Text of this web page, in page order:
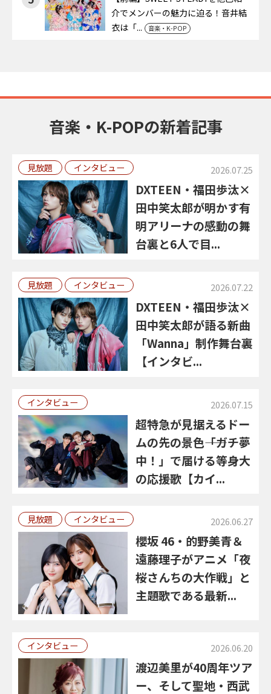
介でメンバーの魅力に迫る！音井結
衣は「...
音楽・K-POP
音楽・K-POPの新着記事
見放題 インタビュー 2026.07.25
DXTEEN・福田歩汰×
田中笑太郎が明かす有
明アリーナの感動の舞
台裏と6人で目...
見放題 インタビュー 2026.07.22
DXTEEN・福田歩汰×
田中笑太郎が語る新曲
「Wanna」制作舞台裏
【インタビ...
インタビュー 2026.07.15
超特急が見据えるドー
ムの先の景色――「ガチ夢
中！」で届ける等身大
の応援歌【カイ...
見放題 インタビュー 2026.06.27
櫻坂 46・的野美青＆
遠藤理子がアニメ「夜
桜さんちの大作戦」と
主題歌である最新...
インタビュー 2026.06.20
渡辺美里が40周年ツア
ー、そして聖地・西武